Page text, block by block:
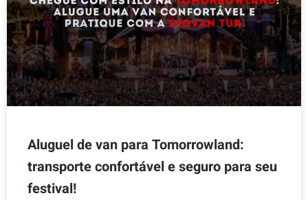
Aluguel de van para Tomorrowland:
transporte confortável e seguro para seu
festival!